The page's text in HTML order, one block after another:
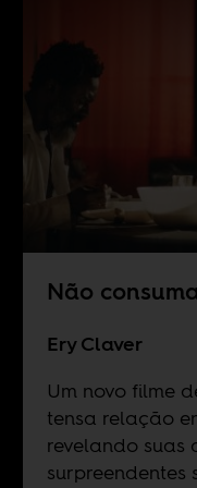
Não
Ery Claver
Um novo filme
tensa relação
revelando suas
surpreendentes